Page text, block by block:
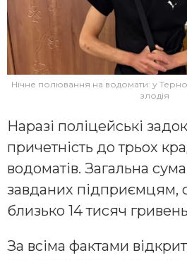
Нічне полювання на водомати: у
злодія
Наразі поліцейські
причетність до трьох
водоматів. Загальна сума
завданих підприємцям,
близько 14 тисяч
За всіма фактами